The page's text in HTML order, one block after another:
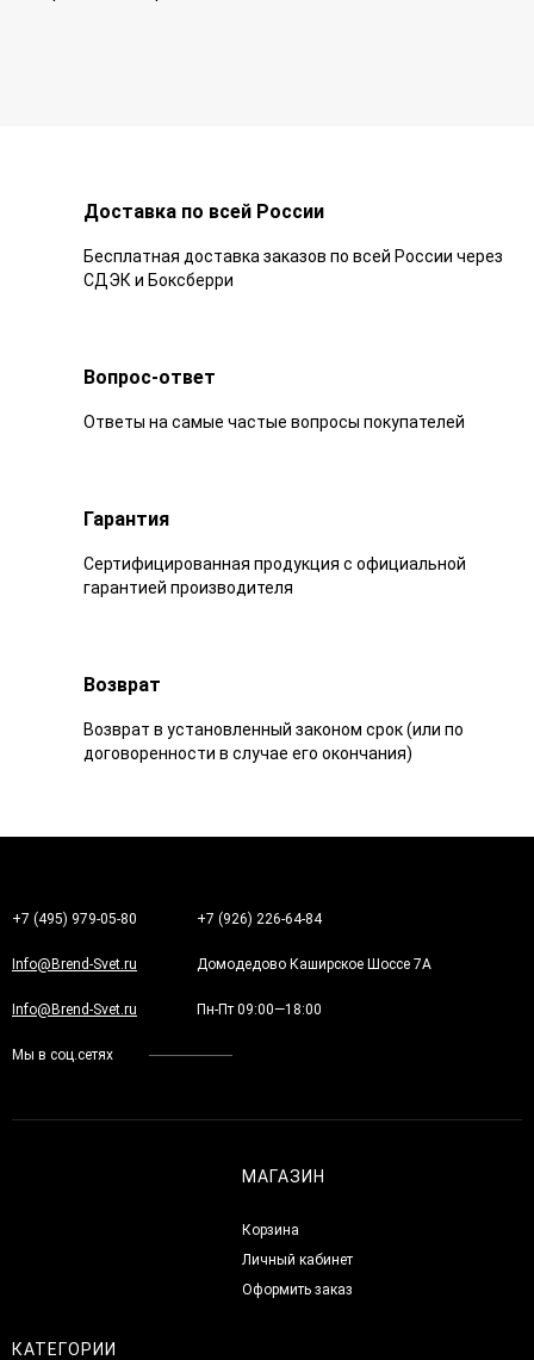
Доставка по всей России
Бесплатная доставка заказов по всей России через
СДЭК и Боксберри
Вопрос-ответ
Ответы на самые частые вопросы покупателей
Гарантия
Сертифицированная продукция с официальной
гарантией производителя
Возврат
Возврат в установленный законом срок (или по
договоренности в случае его окончания)
+7 (495) 979-05-80 +7 (926) 226-64-84
Info@Brend-Svet.ru Домодедово Каширское Шоссе 7А
Info@Brend-Svet.ru Пн-Пт 09:00—18:00
Мы в соц.сетях
МАГАЗИН
Корзина
Личный кабинет
Оформить заказ
КАТЕГОРИИ